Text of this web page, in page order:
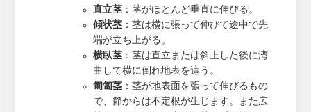
直立茎：茎がほとんど垂直に伸びる。
傾状茎：茎は横に張って伸びて途中で先
端が立ち上がる。
横臥茎：茎は直立または斜上した後に湾
曲して横に倒れ地表を這う。
匍匐茎：茎が地表面を張って伸びるもの
で、節からは不定根が生じます。また広